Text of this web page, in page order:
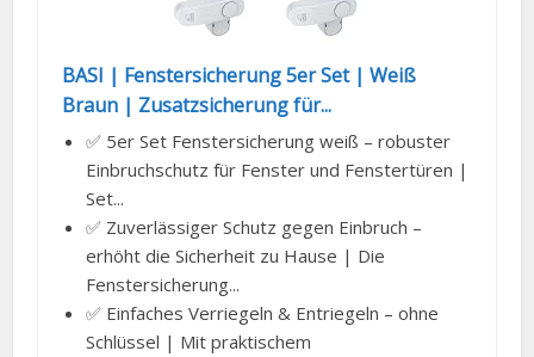
BASI | Fenstersicherung 5er Set | Weiß
Braun | Zusatzsicherung für...
✅ 5er Set Fenstersicherung weiß – robuster
Einbruchschutz für Fenster und Fenstertüren |
Set...
✅ Zuverlässiger Schutz gegen Einbruch –
erhöht die Sicherheit zu Hause | Die
Fenstersicherung...
✅ Einfaches Verriegeln & Entriegeln – ohne
Schlüssel | Mit praktischem